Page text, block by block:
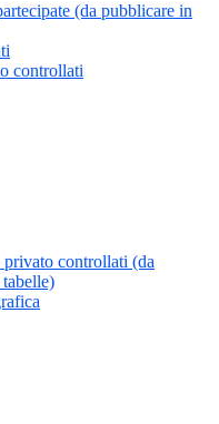
(da pubblicare in
controllati
controllati (da